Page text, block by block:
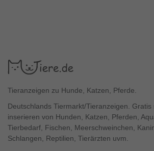
Tieranzeigen zu Hunde, Katzen, Pferde.
Deutschlands Tiermarkt/Tieranzeigen. Gratis
inserieren von Hunden, Katzen, Pferden,
Tierbedarf, Fischen, Meerschweinchen,
Schlangen, Reptilien, Tierärzten uvm.